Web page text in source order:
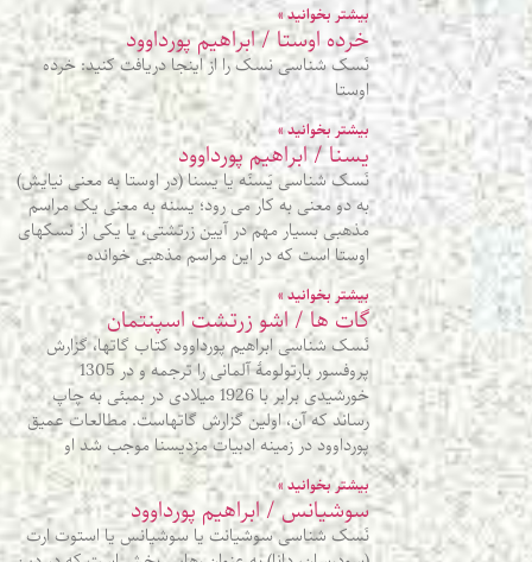
بیشتر بخوانید »
خرده اوستا / ابراهیم پورداوود
نَسک شناسی نسک را از اینجا دریافت کنید: خرده
اوستا
بیشتر بخوانید »
یسنا / ابراهیم پورداوود
نَسک شناسی یَسنَه یا یسنا (در اوستا به معنی نیایش)
به دو معنی به کار می رود؛ یسنه به معنی یک مراسم
مذهبی بسیار مهم در آیین زرتشتی، یا یکی از نسکهای
اوستا است که در این مراسم مذهبی خوانده
بیشتر بخوانید »
گات ها / اشو زرتشت اسپنتمان
نَسک شناسی ابراهیم پورداوود کتاب گاتها، گزارش
پروفسور بارتولومۀ آلمانی را ترجمه و در 1305
خورشیدی برابر با 1926 میلادی در بمبئی به چاپ
رساند که آن، اولین گزارش گاتهاست. مطالعات عمیق
پورداوود در زمینه ادبیات مزدیسنا موجب شد او
بیشتر بخوانید »
سوشیانس / ابراهیم پورداوود
نَسک شناسی سوشیانت یا سوشیانس یا استوت ارت